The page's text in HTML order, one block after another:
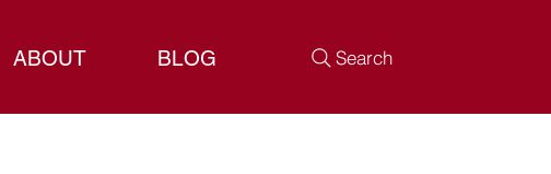
ABOUT BLOG Search